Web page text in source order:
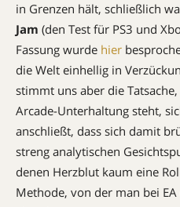
in Grenzen hält, schließlich
Jam (den Test für PS3 und
Fassung wurde hier
die Welt einhellig in
stimmt uns aber die
Arcade-Unterhaltung steht,
anschließt, dass sich damit
streng analytischen
denen Herzblut kaum eine
Methode, von der man bei